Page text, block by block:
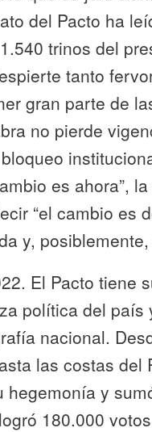
del Pacto ha
trinos del
tanto
gran parte de
no pierde
es ahora”,
“el cambio es
y,
El Pacto tiene
política del país
nacional.
las costas del
y
180.000